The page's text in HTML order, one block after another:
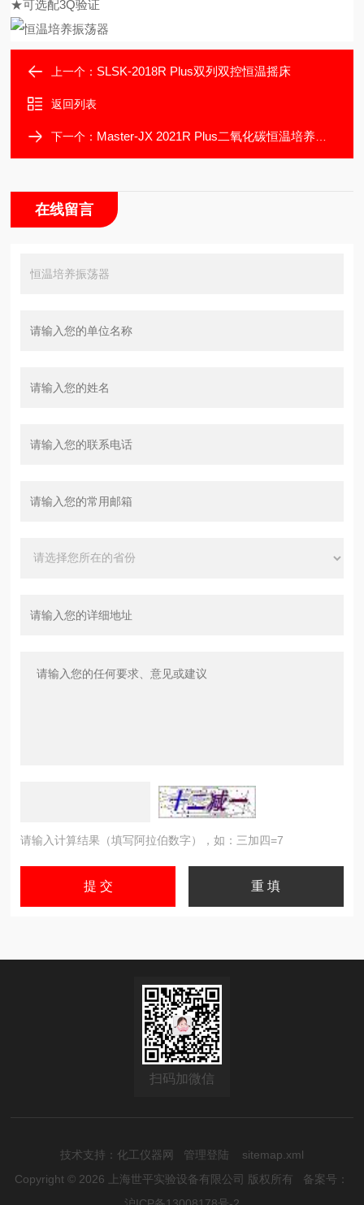
★可选配3Q验证
上一个： SLSK-2018R Plus双列双控恒温摇床
返回列表
下一个： Master-JX 2021R Plus二氧化碳恒温培养振荡器
在线留言
请输入计算结果（填写阿拉伯数字），如：三加四=7
扫码加微信
技术支持： 化工仪器网 管理登陆
sitemap.xml
Copyright © 2026 上海世平实验设备有限公司 版权所有 备案号：